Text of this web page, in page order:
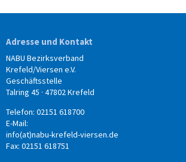
Adresse und Kontakt
NABU Bezirksverband
Krefeld/Viersen e.V.
Geschäftsstelle
Talring 45 · 47802 Krefeld
Telefon: 02151 618700
E-Mail:
info(at)nabu-krefeld-viersen.de
Fax: 02151 618751